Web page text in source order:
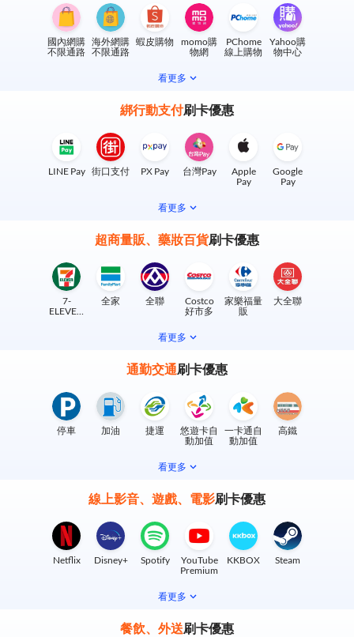
國內網購
不限通路
海外網購
不限通路
蝦皮購物
momo購
物網
PChome
線上購物
Yahoo購
物中心
看更多
綁行動支付刷卡優惠
LINE Pay 街口支付 PX Pay 台灣Pay
Apple
Pay
Google
Pay
看更多
超商量販、藥妝百貨刷卡優惠
7-
ELEVEN
全家 全聯
Costco
好市多
家樂福量
販
大全聯
看更多
通勤交通刷卡優惠
停車 加油 捷運
悠遊卡自
動加值
一卡通自
動加值
高鐵
看更多
線上影音、遊戲、電影刷卡優惠
Netflix Disney+ Spotify
YouTube
Premium
KKBOX Steam
看更多
餐飲、外送刷卡優惠